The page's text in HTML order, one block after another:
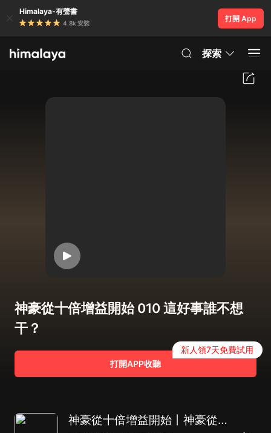
Himalaya-有聲書
4.8k 安裝
打開 App
探索
神豪從十倍增益開始 010 這好事誰不想
干？
打開APP收聽
新人領7天免費試用
神豪從十倍增益開始丨神豪從系統宕機開始姊妹篇丨開掛人生|多人有聲劇